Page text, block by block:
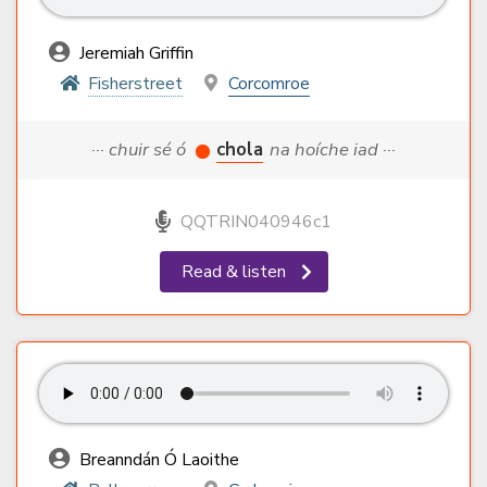
Jeremiah Griffin
Fisherstreet
Corcomroe
··· chuir sé ó chola na hoíche iad ···
QQTRIN040946c1
Read & listen
Breanndán Ó Laoithe